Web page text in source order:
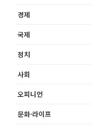
경제
국제
정치
사회
오피니언
문화·라이프